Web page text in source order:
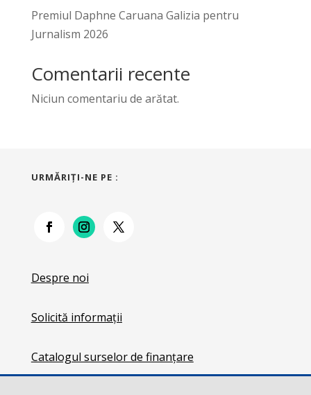
Premiul Daphne Caruana Galizia pentru
Jurnalism 2026
Comentarii recente
Niciun comentariu de arătat.
URMĂRIŢI-NE PE :
Despre noi
Solicită informații
Catalogul surselor de finanțare